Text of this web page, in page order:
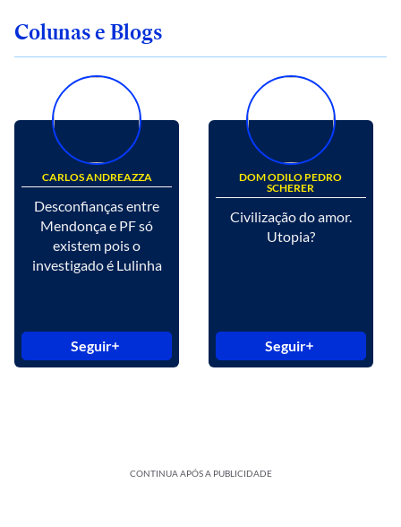
Colunas e Blogs
CARLOS ANDREAZZA
Desconfianças entre
Mendonça e PF só
existem pois o
investigado é Lulinha
Seguir
DOM ODILO PEDRO
SCHERER
Civilização do amor.
Utopia?
Seguir
CONTINUA APÓS A PUBLICIDADE